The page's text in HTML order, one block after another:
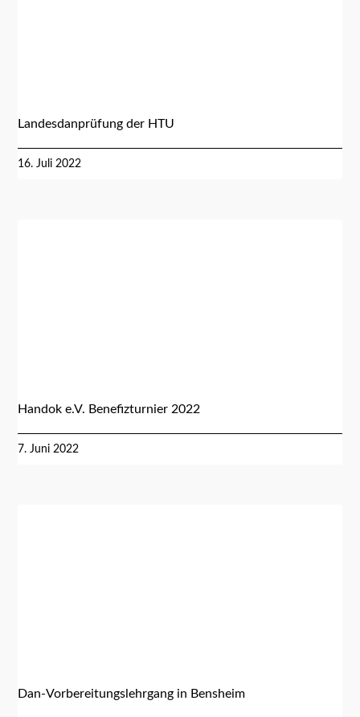
Landesdanprüfung der HTU
16. Juli 2022
Handok e.V. Benefizturnier 2022
7. Juni 2022
Dan-Vorbereitungslehrgang in Bensheim